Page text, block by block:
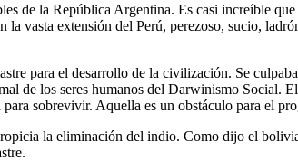
de la República Argentina. Es casi increíble
la vasta extensión del Perú, perezoso, sucio,
para el desarrollo de la civilización. Se
de los seres humanos del Darwinismo Social.
sobrevivir. Aquella es un obstáculo para el
la eliminación del indio. Como dijo el